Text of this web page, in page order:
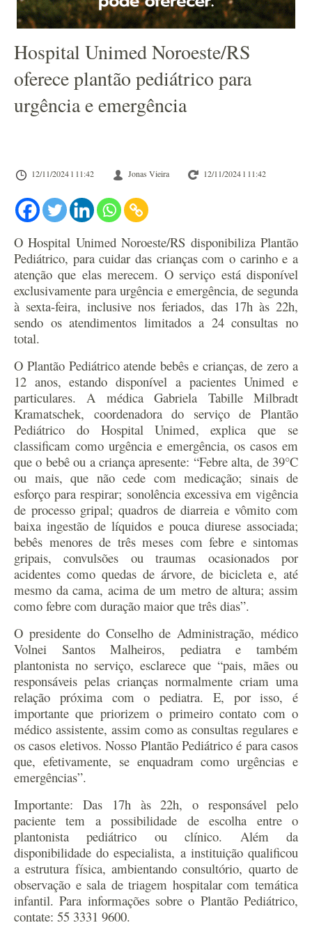
Hospital Unimed Noroeste/RS
oferece plantão pediátrico para
urgência e emergência
12/11/2024 l 11:42 Jonas Vieira 12/11/2024 l 11:42
O Hospital Unimed Noroeste/RS disponibiliza Plantão
Pediátrico, para cuidar das crianças com o carinho e a
atenção que elas merecem. O serviço está disponível
exclusivamente para urgência e emergência, de segunda
à sexta-feira, inclusive nos feriados, das 17h às 22h,
sendo os atendimentos limitados a 24 consultas no
total.
O Plantão Pediátrico atende bebês e crianças, de zero a
12 anos, estando disponível a pacientes Unimed e
particulares. A médica Gabriela Tabille Milbradt
Kramatschek, coordenadora do serviço de Plantão
Pediátrico do Hospital Unimed, explica que se
classificam como urgência e emergência, os casos em
que o bebê ou a criança apresente: “Febre alta, de 39°C
ou mais, que não cede com medicação; sinais de
esforço para respirar; sonolência excessiva em vigência
de processo gripal; quadros de diarreia e vômito com
baixa ingestão de líquidos e pouca diurese associada;
bebês menores de três meses com febre e sintomas
gripais, convulsões ou traumas ocasionados por
acidentes como quedas de árvore, de bicicleta e, até
mesmo da cama, acima de um metro de altura; assim
como febre com duração maior que três dias”.
O presidente do Conselho de Administração, médico
Volnei Santos Malheiros, pediatra e também
plantonista no serviço, esclarece que “pais, mães ou
responsáveis pelas crianças normalmente criam uma
relação próxima com o pediatra. E, por isso, é
importante que priorizem o primeiro contato com o
médico assistente, assim como as consultas regulares e
os casos eletivos. Nosso Plantão Pediátrico é para casos
que, efetivamente, se enquadram como urgências e
emergências”.
Importante: Das 17h às 22h, o responsável pelo
paciente tem a possibilidade de escolha entre o
plantonista pediátrico ou clínico. Além da
disponibilidade do especialista, a instituição qualificou
a estrutura física, ambientando consultório, quarto de
observação e sala de triagem hospitalar com temática
infantil. Para informações sobre o Plantão Pediátrico,
contate: 55 3331 9600.